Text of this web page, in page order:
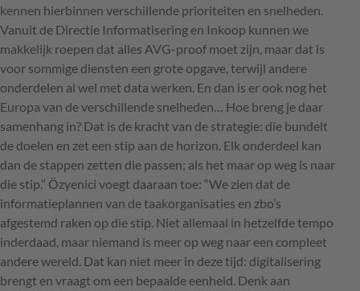
kennen hierbinnen verschillende prioriteiten en snelheden.
Vanuit de Directie Informatisering en Inkoop kunnen we
makkelijk roepen dat alles AVG-proof moet zijn, maar dat is
voor sommige diensten een grote opgave, terwijl andere
onderdelen al wel met data werken. En dan is er ook nog het
Europa van de verschillende snelheden… Hoe breng je daar
samenhang in? Dat is de kracht van de strategie: die bundelt
de doelen en zet een stip aan de horizon. Elk onderdeel kan
dan de stappen zetten die passen; als het maar op weg is naar
die stip.” Özyenici voegt daaraan toe: “We zien dat de
informatieplannen van de taakorganisaties en zbo’s
afgestemd raken op die stip. Niet allemaal in hetzelfde tempo
inderdaad, maar niemand is meer op weg naar een compleet
andere wereld. Dat kan niet meer in deze tijd: digitalisering
brengt en vraagt om een bepaalde eenheid. Denk aan